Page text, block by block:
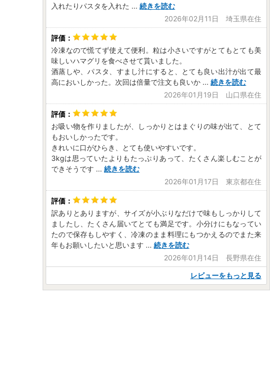
入れたりパスタを入れた ... 続きを読む
2026年02月11日 埼玉県在住
冷凍なので慌てず使えて便利。粒は小さいですがとてもとても美
味しいハマグリを食べさせて貰いました。
酒蒸しや、パスタ、すまし汁にすると、とても良い出汁が出て最
高においしかった。次回は倍量で注文も良いか ... 続きを読む
2026年01月19日 山口県在住
お吸い物を作りましたが、しっかりとはまぐりの味が出て、とて
もおいしかったです。
きれいに口がひらき、とても使いやすいです。
3kgは思っていたよりもたっぷりあって、たくさん楽しむことが
できそうです ... 続きを読む
2026年01月17日 東京都在住
訳ありとありますが、サイズが小ぶりなだけで味もしっかりして
ましたし、たくさん届いてとても満足です。小分けにもなってい
たので保存もしやすく、冷凍のまま料理にもつかえるのでまた来
年もお願いしたいと思います ... 続きを読む
2026年01月14日 長野県在住
レビューをもっと見る